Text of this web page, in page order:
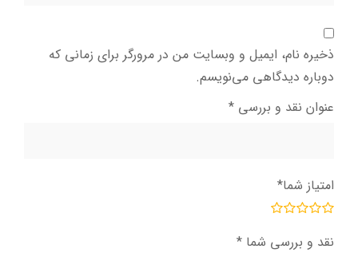
ذخیره نام، ایمیل و وبسایت من در مرورگر برای زمانی که
دوباره دیدگاهی می‌نویسم.
عنوان نقد و بررسی *
امتیاز شما*
نقد و بررسی شما *